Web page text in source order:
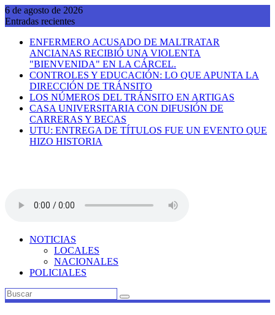
Saltar
al
6 de agosto de 2026
Entradas recientes
ENFERMERO ACUSADO DE MALTRATAR
ANCIANAS RECIBIÓ UNA VIOLENTA
"BIENVENIDA" EN LA CÁRCEL.
CONTROLES Y EDUCACIÓN: LO QUE APUNTA LA
DIRECCIÓN DE TRÁNSITO
LOS NÚMEROS DEL TRÁNSITO EN ARTIGAS
CASA UNIVERSITARIA CON DIFUSIÓN DE
CARRERAS Y BECAS
UTU: ENTREGA DE TÍTULOS FUE UN EVENTO QUE
HIZO HISTORIA
NOTICIAS
LOCALES
NACIONALES
POLICIALES